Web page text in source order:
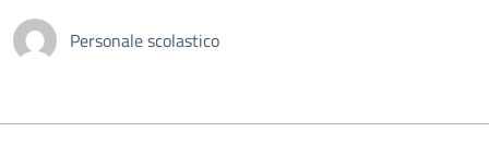
Personale scolastico